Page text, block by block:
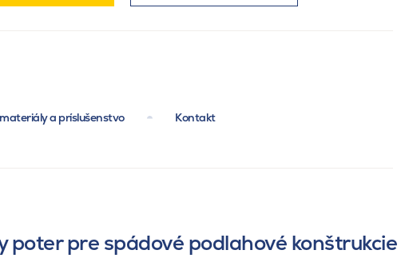
a príslušenstvo Kontakt
poter pre spádové podlahové konštrukcie